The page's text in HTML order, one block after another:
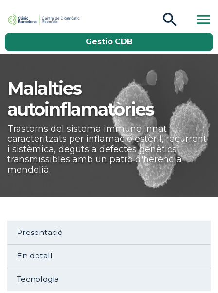
Gestió CDB
Malalties
autoinflamatòries
Trastorns del sistema immune innat
caracteritzats per inflamació estèril, recurrent
i sistèmica, deguts a defectes genètics
transmissibles amb un patró d'herència
mendelià.
Aside navigation
Presentació
En detall
Tecnologia